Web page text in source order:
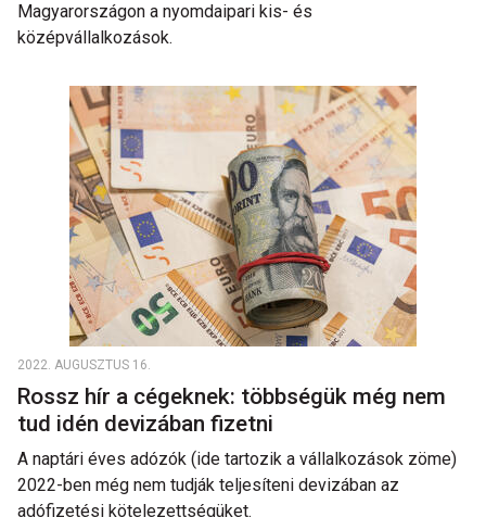
Magyarországon a nyomdaipari kis- és
középvállalkozások.
2022. AUGUSZTUS 16.
Rossz hír a cégeknek: többségük még nem
tud idén devizában fizetni
A naptári éves adózók (ide tartozik a vállalkozások zöme)
2022-ben még nem tudják teljesíteni devizában az
adófizetési kötelezettségüket.